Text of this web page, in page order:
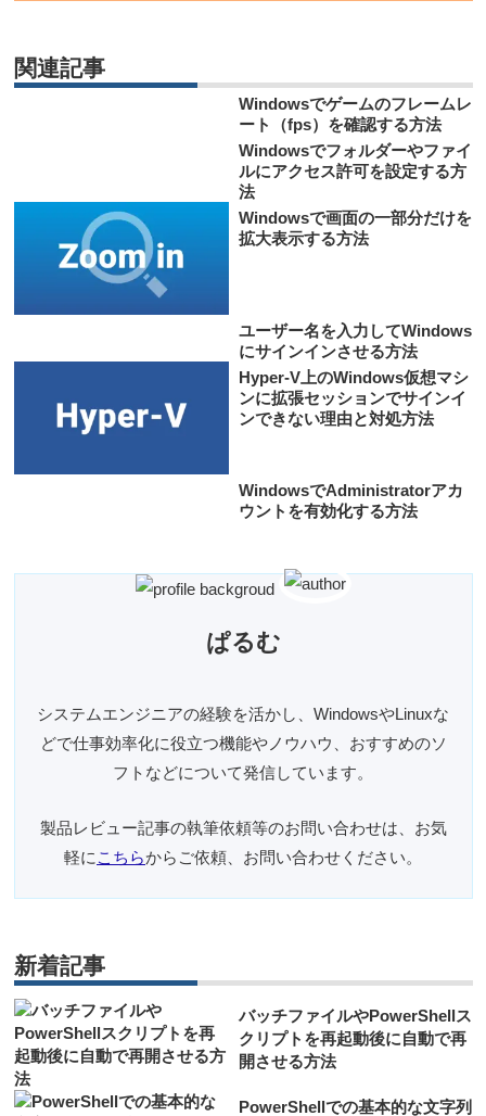
関連記事
Windowsでゲームのフレームレ
ート（fps）を確認する方法
Windowsでフォルダーやファイ
ルにアクセス許可を設定する方
法
Windowsで画面の一部分だけを
拡大表示する方法
ユーザー名を入力してWindows
にサインインさせる方法
Hyper-V上のWindows仮想マシ
ンに拡張セッションでサインイ
ンできない理由と対処方法
WindowsでAdministratorアカ
ウントを有効化する方法
ぱるむ
システムエンジニアの経験を活かし、WindowsやLinuxな
どで仕事効率化に役立つ機能やノウハウ、おすすめのソ
フトなどについて発信しています。
製品レビュー記事の執筆依頼等のお問い合わせは、お気
軽にこちらからご依頼、お問い合わせください。
新着記事
バッチファイルやPowerShellス
クリプトを再起動後に自動で再
開させる方法
PowerShellでの基本的な文字列